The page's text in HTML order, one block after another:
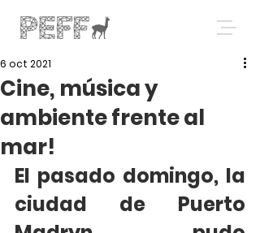
Cine, música y
ambiente frente al
mar!
6 oct 2021
El pasado domingo, la
ciudad de Puerto